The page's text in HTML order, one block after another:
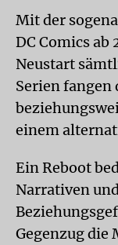
Mit der
DC Comics ab
Neustart
Serien fangen
einem
Ein Reboot
Narrativen
Gegenzug